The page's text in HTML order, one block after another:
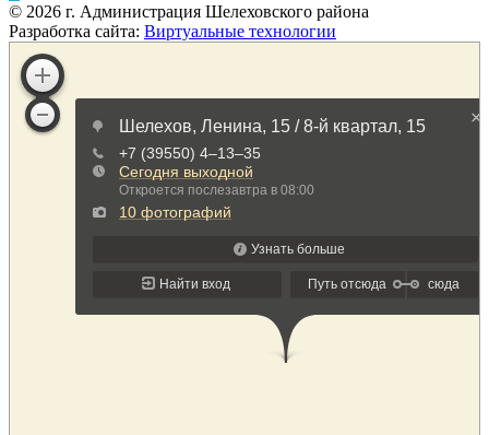
© 2026 г. Администрация Шелеховского района
Разработка сайта: Виртуальные технологии